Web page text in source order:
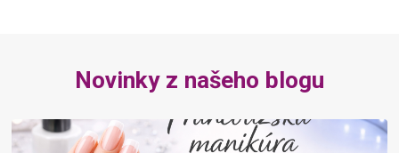
Novinky z našeho blogu